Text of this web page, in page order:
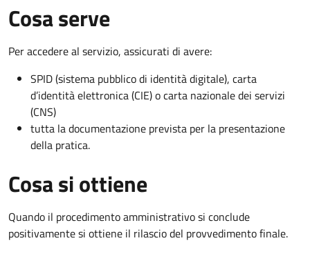
Cosa serve
Per accedere al servizio, assicurati di avere:
SPID (sistema pubblico di identità digitale), carta
d’identità elettronica (CIE) o carta nazionale dei servizi
(CNS)
tutta la documentazione prevista per la presentazione
della pratica.
Cosa si ottiene
Quando il procedimento amministrativo si conclude
positivamente si ottiene il rilascio del provvedimento finale.